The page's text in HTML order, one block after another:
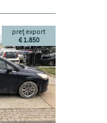
preț export
€ 1.850